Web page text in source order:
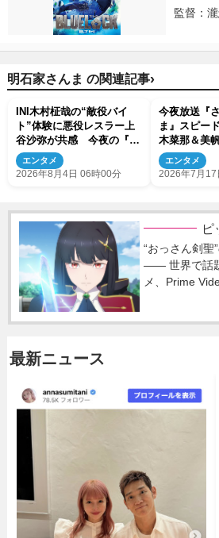
監督：
明石家さんま の関連記事›
INI木村柾哉の“敵役バイ
ト”体験に悪役レスラー上
谷沙弥が共感 今夜の『さ
んま御殿!!』はアルバイト
報告会
エンタメ
2026年8月4日 06時00分
今夜放送『
ま』スピー
木菜那＆美
場 妹・美帆
ードについ
エンタメ
2026年7月17
ピ
“おっさん剣聖
―― 世界で話
メ、Prime
最新ニュース